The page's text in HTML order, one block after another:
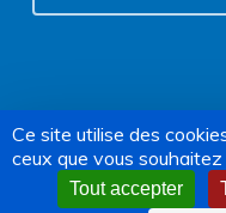
© 2004-2026 FNCC |
réservés |Mentions
Politique de
Ce site utilise des
ceux que vous
Tout accepter